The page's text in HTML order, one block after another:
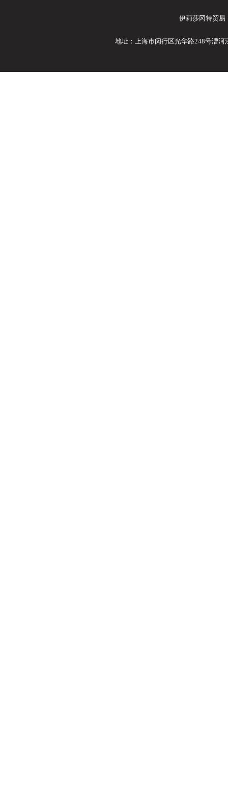
伊莉莎冈特贸易
地址：上海市闵行区光华路248号漕